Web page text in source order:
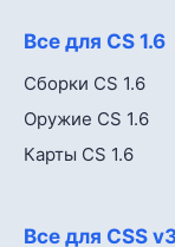
Все для CS 1.6
Сборки CS 1.6
Оружие CS 1.6
Карты CS 1.6
Все для CSS